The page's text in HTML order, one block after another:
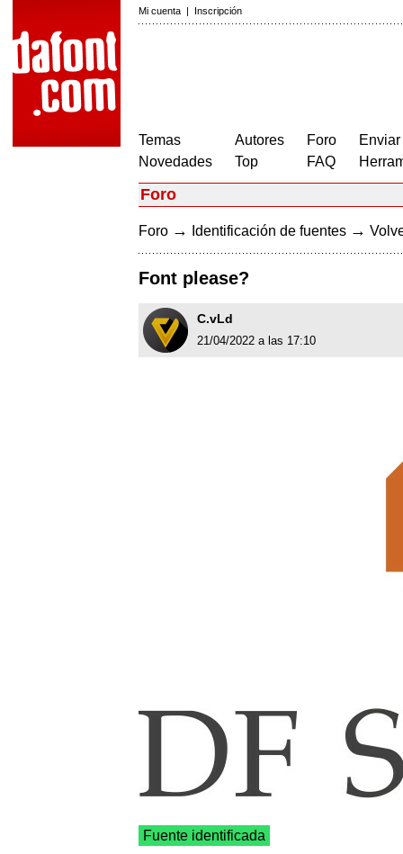
Mi cuenta | Inscripción
Temas
Novedades
Autores
Top
Foro
FAQ
Foro
Foro → Identificación de fuentes →
Font please?
C.vLd
21/04/2022 a las 17:10
Fuente identificada